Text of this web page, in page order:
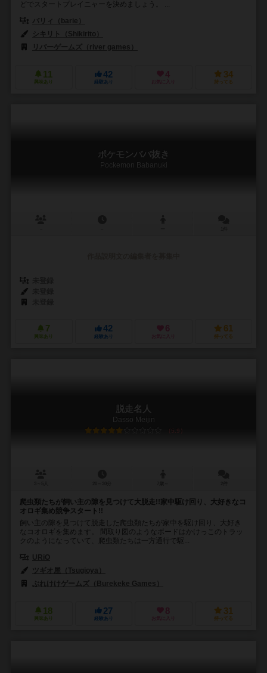
どでスタートプレイニャーを決めましょう。 ...
バリィ（barie）
シキリト（Shikirito）
リバーゲームズ（river games）
11
興味あり
42
経験あり
4
お気に入り
34
持ってる
ポケモンババ抜き
Pockemon Babanuki
7
興味あり
42
経験あり
6
お気に入り
61
持ってる
脱走名人
Dasso Meijin
5.9
爬虫類たちが飼い主の隙を見つけて大脱走!!家中駆け回り、大好きなコ
オロギ集め競争スタート!!
飼い主の隙を見つけて脱走した爬虫類たちが家中を駆け回り、大好き
なコオロギを集めます。 間取り図のようなボードはかけっこのトラッ
クのようになっていて、爬虫類たちは一方通行で駆...
URiO
ツギオ屋（Tsugioya）
​ぶれけけゲームズ（Burekeke Games）
18
興味あり
27
経験あり
8
お気に入り
31
持ってる